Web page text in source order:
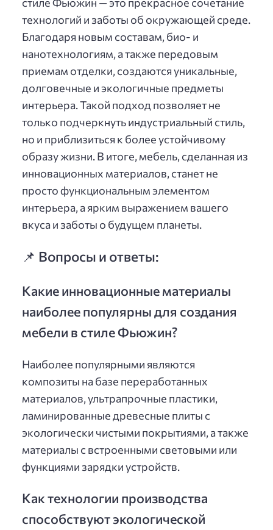
технологий и заботы об окружающей среде.
Благодаря новым составам, био- и
нанотехнологиям, а также передовым
приемам отделки, создаются уникальные,
долговечные и экологичные предметы
интерьера. Такой подход позволяет не
только подчеркнуть индустриальный стиль,
но и приблизиться к более устойчивому
образу жизни. В итоге, мебель, сделанная из
инновационных материалов, станет не
просто функциональным элементом
интерьера, а ярким выражением вашего
вкуса и заботы о будущем планеты.
📌 Вопросы и ответы:
Какие инновационные материалы
наиболее популярны для создания
мебели в стиле Фьюжин?
Наиболее популярными являются
композиты на базе переработанных
материалов, ультрапрочные пластики,
ламинированные древесные плиты с
экологически чистыми покрытиями, а также
материалы с встроенными световыми или
функциями зарядки устройств.
Как технологии производства
способствуют экологической